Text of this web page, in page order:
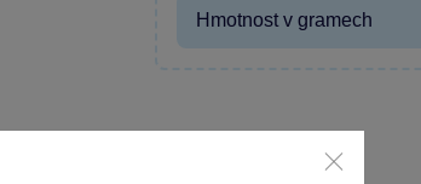
Hmotnost v gramech